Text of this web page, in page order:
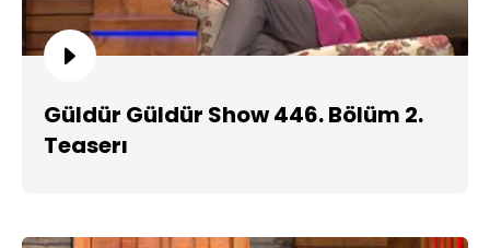
Güldür Güldür Show 446. Bölüm 2.
Teaserı